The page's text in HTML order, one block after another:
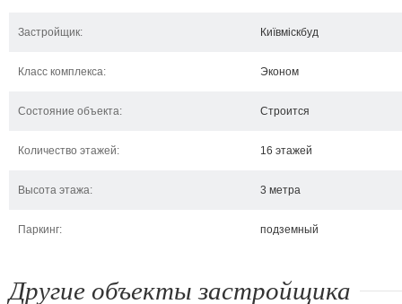
Застройщик: Київміскбуд
Класс комплекса: Эконом
Состояние объекта: Строится
Количество этажей: 16 этажей
Высота этажа: 3 метра
Паркинг: подземный
Другие объекты застройщика
ул. Белицкого/пер. Розовый просп. Правды, 5